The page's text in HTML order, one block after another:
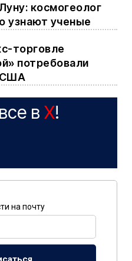
космогеолог
узнают ученые
торговле
потребовали
США
в X!